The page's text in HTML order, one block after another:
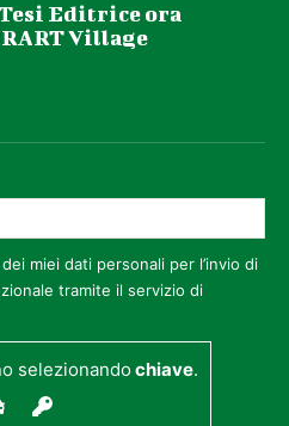
Editrice ora
Village
miei dati personali per l’invio di
tramite il servizio di
selezionandochiave.